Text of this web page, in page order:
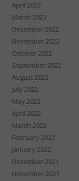
April 2023
March 2023
December 2022
November 2022
October 2022
September 2022
August 2022
July 2022
May 2022
April 2022
March 2022
February 2022
January 2022
December 2021
November 2021